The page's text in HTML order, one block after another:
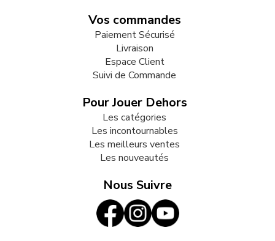
Vos commandes
Paiement Sécurisé
Livraison
Espace Client
Suivi de Commande
Pour Jouer Dehors
Les catégories
Les incontournables
Les meilleurs ventes
Les nouveautés
Nous Suivre